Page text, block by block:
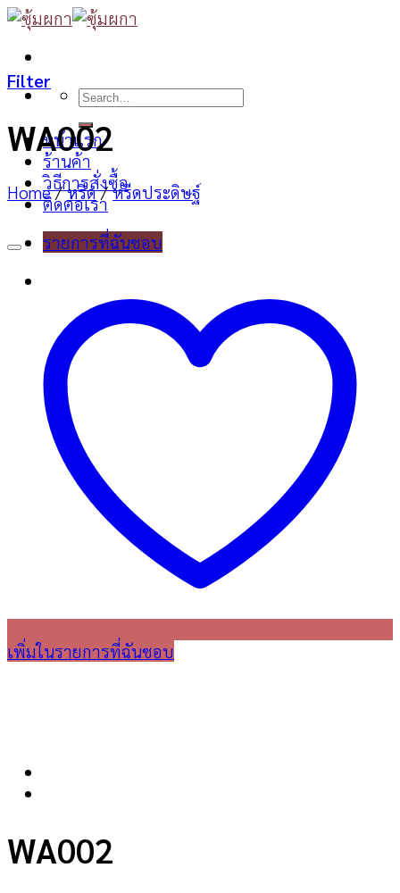
Skip
content
Search
หน้าแรก
ร้านค้า
วิธีการสั่งซื้อ
ติดต่อเรา
รายการที่ฉันชอบ
Filter
WA002
Home / หรีด / หรีดประดิษฐ์
เพิ่มในรายการที่ฉันชอบ
WA002